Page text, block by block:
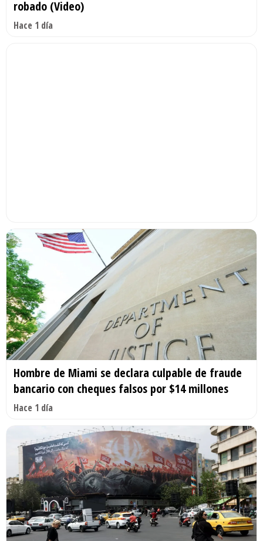
robado (Video)
Hace 1 día
Hombre de Miami se declara culpable de fraude
bancario con cheques falsos por $14 millones
Hace 1 día